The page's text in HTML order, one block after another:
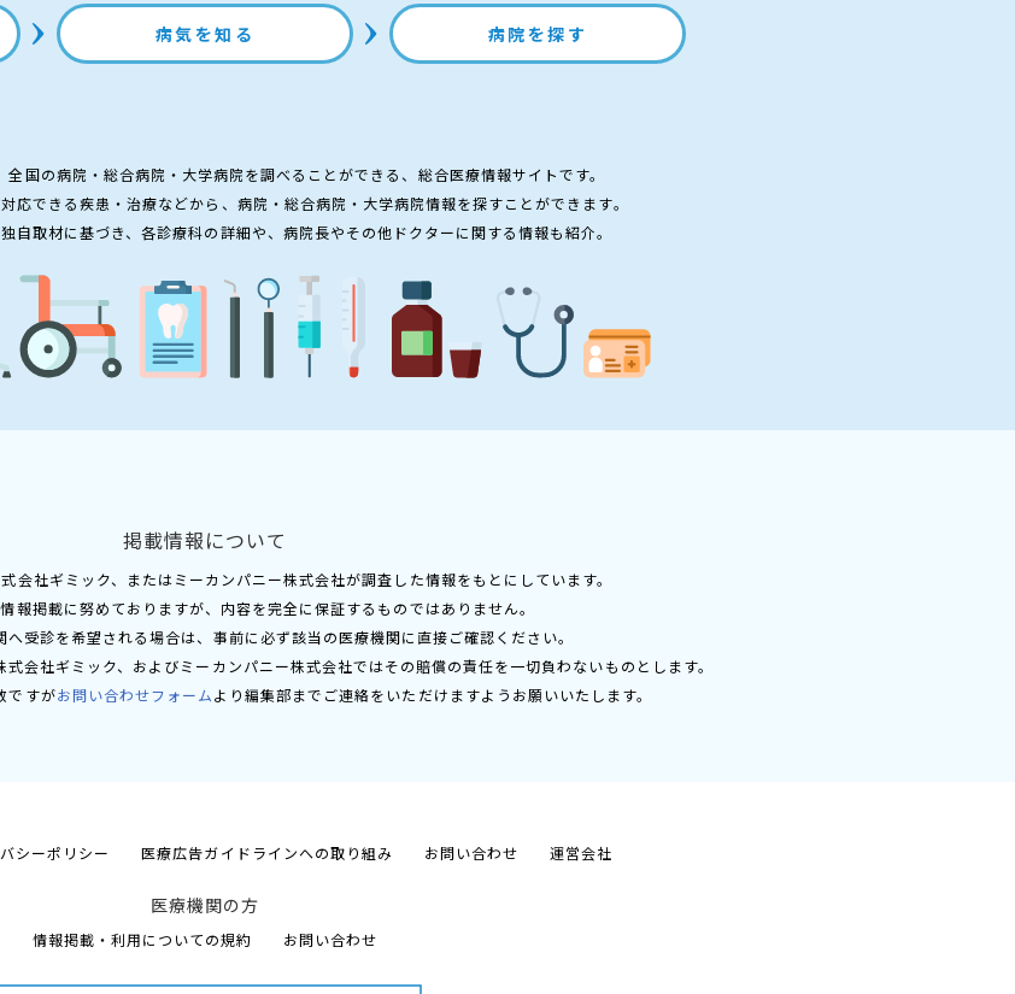
病気を知る 病院を探す
国の病院・総合病院・大学病院を調べることができる、総合医療情報サイトです。
応できる疾患・治療などから、病院・総合病院・大学病院情報を探すことができます。
自取材に基づき、各診療科の詳細や、病院長やその他ドクターに関する情報も紹介。
掲載情報について
会社ギミック、またはミーカンパニー株式会社が調査した情報をもとにしています。
報掲載に努めておりますが、内容を完全に保証するものではありません。
受診を希望される場合は、事前に必ず該当の医療機関に直接ご確認ください。
会社ギミック、およびミーカンパニー株式会社ではその賠償の責任を一切負わないものとします。
ですがお問い合わせフォームより編集部までご連絡をいただけますようお願いいたします。
シーポリシー 医療広告ガイドラインへの取り組み お問い合わせ 運営会社
医療機関の方
情報掲載・利用についての規約 お問い合わせ